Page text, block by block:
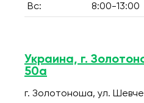
Вс: 8:00-13:00
Украина, г.
50а
г. Золотоноша, ул.